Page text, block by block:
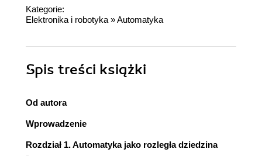
Kategorie:
Elektronika i robotyka »Automatyka
Spis treści książki
Od autora
Wprowadzenie
Rozdział 1. Automatyka jako rozległa dziedzina